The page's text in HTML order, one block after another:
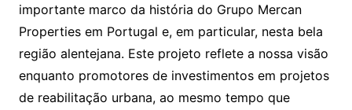
importante marco da história do Grupo Mercan
Properties em Portugal e, em particular, nesta bela
região alentejana. Este projeto reflete a nossa visão
enquanto promotores de investimentos em projetos
de reabilitação urbana, ao mesmo tempo que